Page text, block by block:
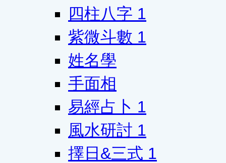
四柱八字 1
紫微斗數 1
姓名學
手面相
易經占卜 1
風水研討 1
擇日&三式 1